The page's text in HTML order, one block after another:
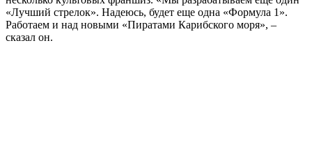
«Лучший стрелок». Надеюсь, будет еще одна «Формула 1».
Работаем и над новыми «Пиратами Карибского моря», –
сказал он.